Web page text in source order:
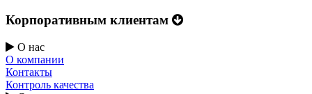
Корпоративным клиентам
О нас
О компании
Контакты
Контроль качества